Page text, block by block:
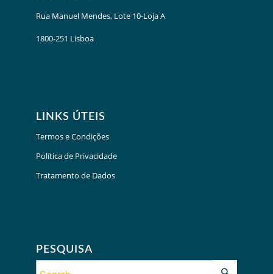
Rua Manuel Mendes, Lote 10-Loja A
1800-251 Lisboa
LINKS ÚTEIS
Termos e Condições
Política de Privacidade
Tratamento de Dados
PESQUISA